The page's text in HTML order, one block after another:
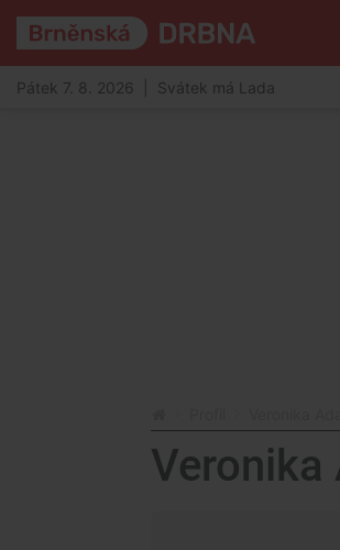
Pátek 7. 8. 2026 | Svátek má Lada
Veronika